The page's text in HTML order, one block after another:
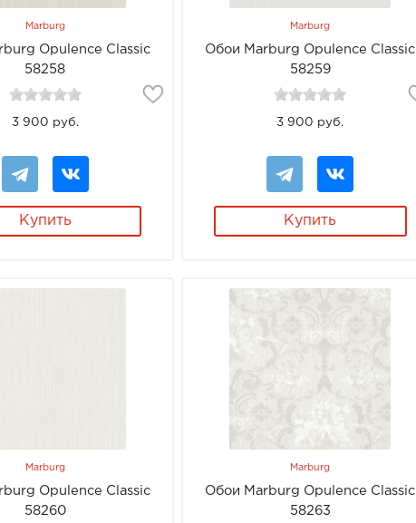
Marburg
Opulence Classic
58258
3 900 руб.
Купить
Marburg
Обои Marburg Opulence Classic
58259
3 900 руб.
Купить
Marburg
Opulence Classic
58260
Marburg
Обои Marburg Opulence Classic
58263